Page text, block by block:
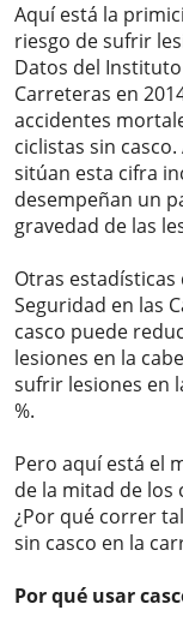
Aquí está la
riesgo de sufrir
Datos del
Carreteras en
accidentes
ciclistas sin
sitúan esta cifra
desempeñan un
gravedad de las
Otras
Seguridad en las
casco puede
lesiones en la
sufrir lesiones en
%.
Pero aquí está el
de la mitad de los
¿Por qué correr
sin casco en la
Por qué usar